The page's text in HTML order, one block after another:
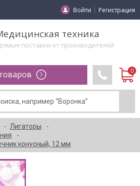
Войти Регистрация
техника
поставки от производителей
Лигаторы
конусный, 12 мм